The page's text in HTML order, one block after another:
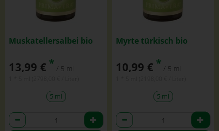
Muskatellersalbei bio
13,99 € * / 5 ml
5 ml
Anzahl
Myrte türkisch bio
10,99 € * / 5 ml
5 ml
Anzahl